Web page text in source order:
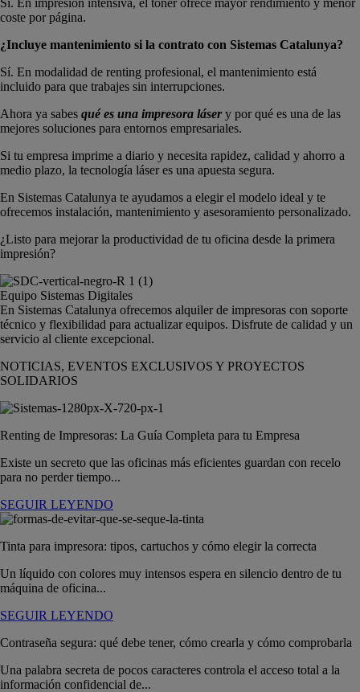
Sí. En impresión intensiva, el tóner ofrece mayor rendimiento y menor
coste por página.
¿Incluye mantenimiento si la contrato con Sistemas Catalunya?
Sí. En modalidad de renting profesional, el mantenimiento está
incluido para que trabajes sin interrupciones.
Ahora ya sabes qué es una impresora lásery por qué es una de las
mejores soluciones para entornos empresariales.
Si tu empresa imprime a diario y necesita rapidez, calidad y ahorro a
medio plazo, la tecnología láser es una apuesta segura.
En Sistemas Catalunya te ayudamos a elegir el modelo ideal y te
ofrecemos instalación, mantenimiento y asesoramiento personalizado.
¿Listo para mejorar la productividad de tu oficina desde la primera
impresión?
Equipo Sistemas Digitales
En Sistemas Catalunya ofrecemos alquiler de impresoras con soporte
técnico y flexibilidad para actualizar equipos. Disfrute de calidad y un
servicio al cliente excepcional.
NOTICIAS, EVENTOS EXCLUSIVOS Y PROYECTOS
SOLIDARIOS
Renting de Impresoras: La Guía Completa para tu Empresa
Existe un secreto que las oficinas más eficientes guardan con recelo
para no perder tiempo...
SEGUIR LEYENDO
Tinta para impresora: tipos, cartuchos y cómo elegir la correcta
Un líquido con colores muy intensos espera en silencio dentro de tu
máquina de oficina...
SEGUIR LEYENDO
Contraseña segura: qué debe tener, cómo crearla y cómo comprobarla
Una palabra secreta de pocos caracteres controla el acceso total a la
información confidencial de...